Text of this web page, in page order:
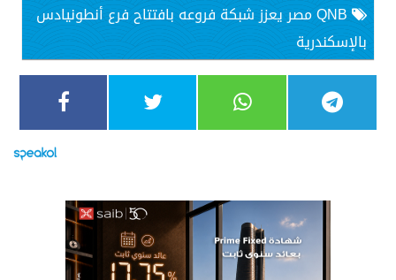
QNB مصر يعزز شبكة فروعه بافتتاح فرع أنطونيادس
بالإسكندرية